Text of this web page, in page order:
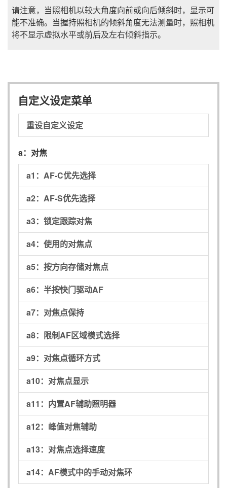
请注意，当照相机以较大角度向前或向后倾斜时，显示可
能不准确。当握持照相机的倾斜角度无法测量时，照相机
将不显示虚拟水平或前后及左右倾斜指示。
自定义设定菜单
重设自定义设定
a： 对焦
a1： AF-C优先选择
a2： AF-S优先选择
a3： 锁定跟踪对焦
a4： 使用的对焦点
a5： 按方向存储对焦点
a6： 半按快门驱动AF
a7： 对焦点保持
a8： 限制AF区域模式选择
a9： 对焦点循环方式
a10： 对焦点显示
a11： 内置AF辅助照明器
a12： 峰值对焦辅助
a13： 对焦点选择速度
a14： AF模式中的手动对焦环